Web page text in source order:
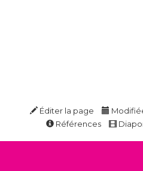
Éditer la page
Références